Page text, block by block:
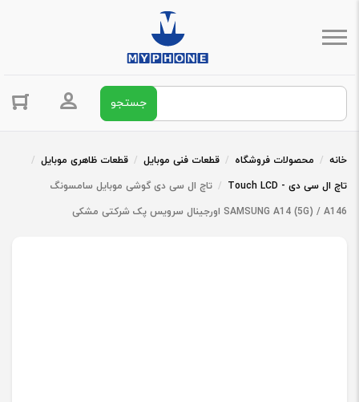
ورود /
خانه / محصولات فروشگاه / قطعات فنی موبایل / قطعات ظاهری موبایل /
تاچ ال سی دی - Touch LCD
/ تاچ ال سی دی گوشی موبایل سامسونگ
SAMSUNG A14 (5G) / A146 اورجینال سرویس پک شرکتی مشکی